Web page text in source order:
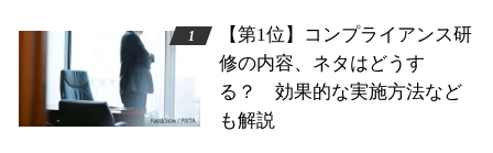
【第1位】コンプライアンス研
修の内容、ネタはどうす
る？ 効果的な実施方法など
も解説